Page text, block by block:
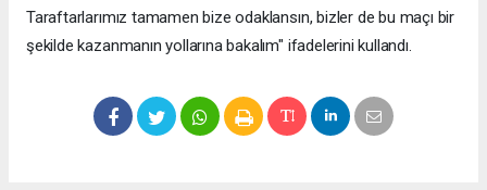
Taraftarlarımız tamamen bize odaklansın, bizler de bu maçı bir
şekilde kazanmanın yollarına bakalım" ifadelerini kullandı.